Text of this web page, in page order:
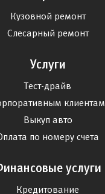
Кузовной ремонт
Слесарный ремонт
Услуги
Тест-драйв
клиентам
Выкуп авто
по номеру счета
услуги
Кредитование